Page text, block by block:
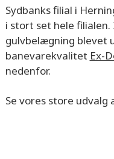
Sydbanks filial i
i stort set hele
gulvbelægning blevet
banevarekvalitet Ex-
nedenfor.
Se vores store udvalg